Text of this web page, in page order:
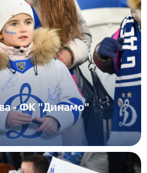
- ФК "Динамо"